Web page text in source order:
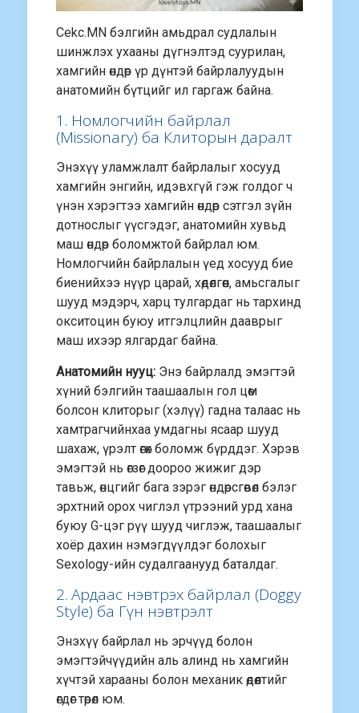
Cekc.MN бэлгийн амьдрал судлалын
шинжлэх ухааны дүгнэлтэд суурилан,
хамгийн өндөр үр дүнтэй байрлалуудын
анатомийн бүтцийг ил гаргаж байна.
1. Номлогчийн байрлал
(Missionary) ба Клиторын даралт
Энэхүү уламжлалт байрлалыг хосууд
хамгийн энгийн, идэвхгүй гэж голдог ч
үнэн хэрэгтээ хамгийн өндөр сэтгэл зүйн
дотнослыг үүсгэдэг, анатомийн хувьд
маш өндөр боломжтой байрлал юм.
Номлогчийн байрлалын үед хосууд бие
биенийхээ нүүр царай, хөдөлгөөн, амьсгалыг
шууд мэдэрч, харц тулгардаг нь тархинд
окситоцин буюу итгэлцлийн дааврыг
маш ихээр ялгардаг байна.
Анатомийн нууц: Энэ байрлалд эмэгтэй
хүний бэлгийн таашаалын гол цөм
болсон клиторыг (хэлүү) гадна талаас нь
хамтрагчийнхаа умдагны ясаар шууд
шахаж, үрэлт өгөх боломж бүрддэг. Хэрэв
эмэгтэй нь өгзөг доороо жижиг дэр
тавьж, өнцгийг бага зэрэг өндөрсгөвөл бэлэг
эрхтний орох чиглэл үтрээний урд хана
буюу G-цэг рүү шууд чиглэж, таашаалыг
хоёр дахин нэмэгдүүлдэг болохыг
Sexology-ийн судалгаанууд баталдаг.
2. Ардаас нэвтрэх байрлал (Doggy
Style) ба Гүн нэвтрэлт
Энэхүү байрлал нь эрчүүд болон
эмэгтэйчүүдийн аль алинд нь хамгийн
хүчтэй харааны болон механик өдөөлтийг
өгдөг төрөл юм.